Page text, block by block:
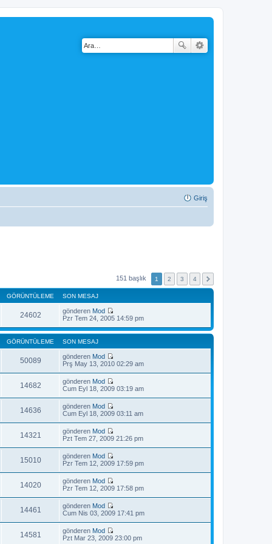
Giriş
151 başlık 1 2 3 4
GÖRÜNTÜLEME SON MESAJ
24602 gönderen Mod
S
n
a
j
ı
ö
r
n
e
Pzr Tem 24, 2005 14:59 pm
GÖRÜNTÜLEME SON MESAJ
50089 gönderen Mod
S
e
s
j
ö
ü
t
ü
e
Prş May 13, 2010 02:29 am
14682 gönderen Mod
S
e
s
j
ö
r
ü
t
ü
e
Cum Eyl 18, 2009 03:19 am
14636 gönderen Mod
S
e
s
j
ö
r
ü
t
ü
e
Cum Eyl 18, 2009 03:11 am
14321 gönderen Mod
S
e
s
j
ö
r
ü
t
Pzt Tem 27, 2009 21:26 pm
15010 gönderen Mod
S
e
s
j
ö
r
Pzr Tem 12, 2009 17:59 pm
14020 gönderen Mod
S
e
s
Pzr Tem 12, 2009 17:58 pm
14461 gönderen Mod
S
e
Cum Nis 03, 2009 17:41 pm
14581 gönderen Mod
S
Pzt Mar 23, 2009 23:00 pm